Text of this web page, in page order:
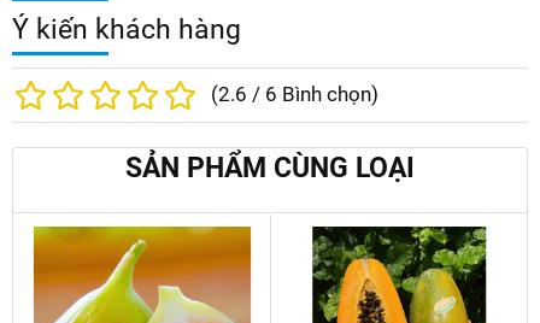
Ý kiến khách hàng
(2.6 / 6 Bình chọn)
SẢN PHẨM CÙNG LOẠI